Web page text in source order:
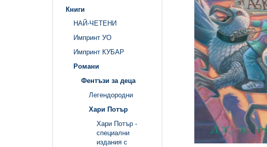
Книги
НАЙ-ЧЕТЕНИ
Импринт УО
Импринт КУБАР
Романи
Фентъзи за деца
Легендородни
Хари Потър
Хари Потър -
специални
издания с